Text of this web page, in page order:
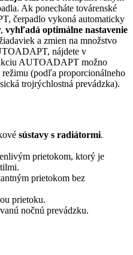
Ak ponecháte továrenské
čerpadlo vykoná automaticky
vyhľadá optimálne nastavenie
a zmien na množstvo
nájdete v
AUTOADAPT možno
(podľa proporcionálneho
trojrýchlostná prevádzka).
sústavy s radiátormi.
prietokom, ktorý je
prietokom bez
prietoku.
nočnú prevádzku.